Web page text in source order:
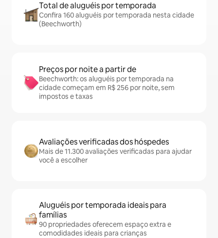
Total de aluguéis por temporada
Confira 160 aluguéis por temporada nesta cidade
(Beechworth)
Preços por noite a partir de
Beechworth: os aluguéis por temporada na
cidade começam em R$ 256 por noite, sem
impostos e taxas
Avaliações verificadas dos hóspedes
Mais de 11.300 avaliações verificadas para ajudar
você a escolher
Aluguéis por temporada ideais para
famílias
90 propriedades oferecem espaço extra e
comodidades ideais para crianças